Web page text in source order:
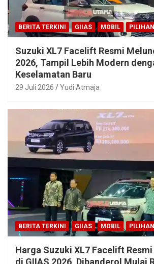
BERITA TERKINI GIIAS MOBIL PILIHAN
Suzuki XL7 Facelift Resmi
2026, Tampil Lebih Modern
Keselamatan Baru
29 Juli 2026 Yudi Atmaja
BERITA TERKINI GIIAS MOBIL PILIHAN
Harga Suzuki XL7 Facelift